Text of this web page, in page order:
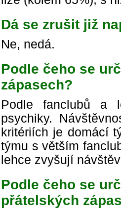
Dá se zrušit již
Ne, nedá.
Podle čeho se
zápasech?
Podle fanclubů a
psychiky.
kritériích je domácí
týmu s větším
lehce zvyšují
Podle čeho se
přátelských